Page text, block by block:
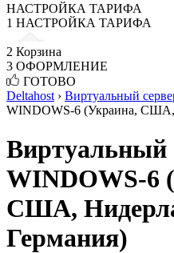
НАСТРОЙКА ТАРИФА
1 НАСТРОЙКА ТАРИФА
2 Корзина
3 ОФОРМЛЕНИЕ
ГОТОВО
Deltahost › Виртуальный
WINDOWS-6 (Украина,
Виртуальный
WINDOWS-6
США,
Германия)